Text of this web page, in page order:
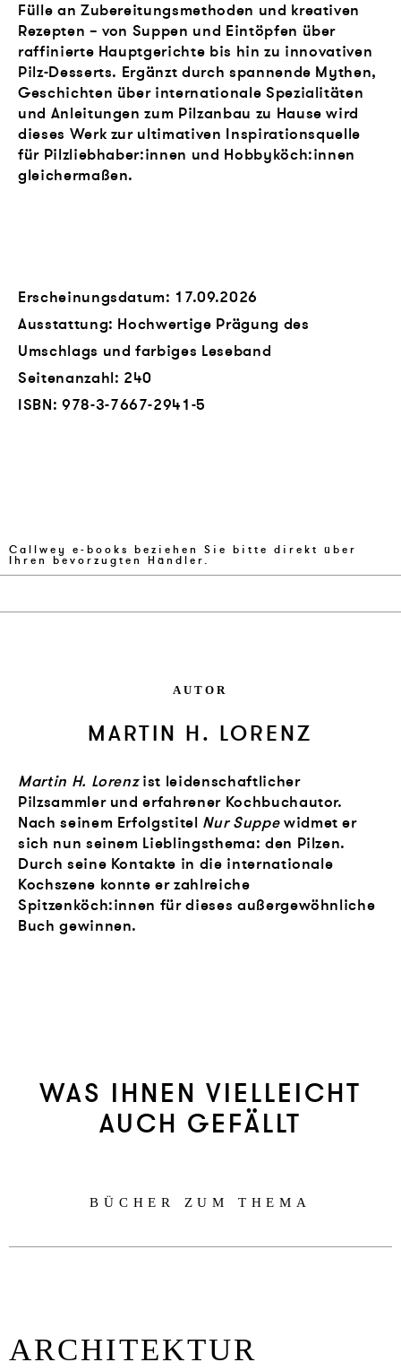
Fülle an Zubereitungsmethoden und kreativen
Rezepten – von Suppen und Eintöpfen über
raffinierte Hauptgerichte bis hin zu innovativen
Pilz-Desserts. Ergänzt durch spannende Mythen,
Geschichten über internationale Spezialitäten
und Anleitungen zum Pilzanbau zu Hause wird
dieses Werk zur ultimativen Inspirationsquelle
für Pilzliebhaber:innen und Hobbyköch:innen
gleichermaßen.
Erscheinungsdatum: 17.09.2026
Ausstattung: Hochwertige Prägung des
Umschlags und farbiges Leseband
Seitenanzahl: 240
ISBN: 978-3-7667-2941-5
Callwey e-books beziehen Sie bitte direkt über
Ihren bevorzugten Händler.
AUTOR
MARTIN H. LORENZ
Martin H. Lorenzist leidenschaftlicher
Pilzsammler und erfahrener Kochbuchautor.
Nach seinem Erfolgstitel Nur Suppewidmet er
sich nun seinem Lieblingsthema: den Pilzen.
Durch seine Kontakte in die internationale
Kochszene konnte er zahlreiche
Spitzenköch:innen für dieses außergewöhnliche
Buch gewinnen.
WAS IHNEN VIELLEICHT
AUCH GEFÄLLT
BÜCHER ZUM THEMA
AR­CHI­TEK­TUR